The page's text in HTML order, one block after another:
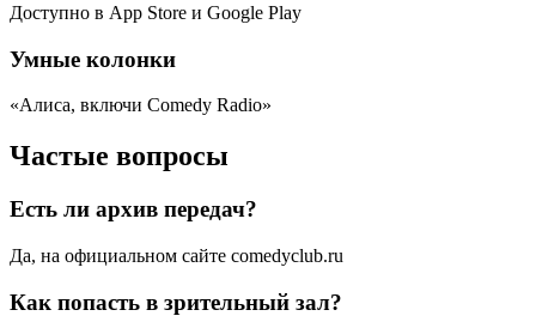
Доступно в App Store и Google Play
Умные колонки
«Алиса, включи Comedy Radio»
Частые вопросы
Есть ли архив передач?
Да, на официальном сайте comedyclub.ru
Как попасть в зрительный зал?